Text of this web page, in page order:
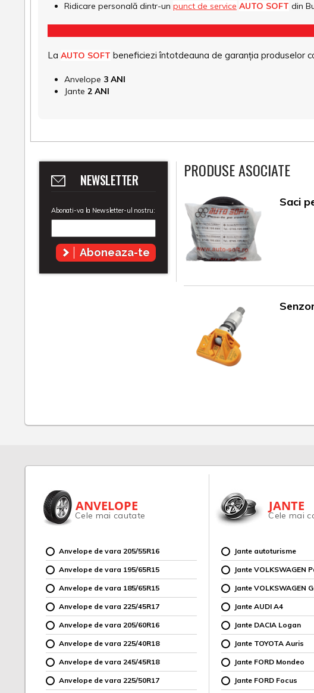
Ridicare personală dintr-un punct de service AUTO SOFT din
La AUTO SOFT beneficiezi întotdeauna de garanția produselor
Anvelope 3 ANI
Jante 2 ANI
NEWSLETTER
Abonati-va la Newsletter-ul nostru:
Aboneaza-te
PRODUSE ASOCIATE
Saci
ANVELOPE
Cele mai cautate
Anvelope de vara 205/55R16
Anvelope de vara 195/65R15
Anvelope de vara 185/65R15
Anvelope de vara 225/45R17
Anvelope de vara 205/60R16
Anvelope de vara 225/40R18
Anvelope de vara 245/45R18
Anvelope de vara 225/50R17
JANTE
Cele mai
Jante autoturisme
Jante VOLKSWAGEN
Jante VOLKSWAGEN
Jante AUDI A4
Jante DACIA Logan
Jante TOYOTA Auris
Jante FORD Mondeo
Jante FORD Focus